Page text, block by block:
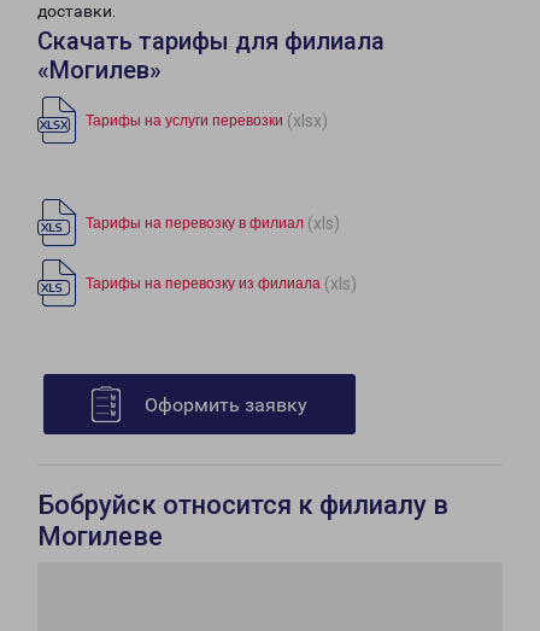
доставки.
Скачать тарифы для филиала
«Могилев»
Тарифы на услуги перевозки (xlsx)
Тарифы на перевозку в филиал (xls)
Тарифы на перевозку из филиала (xls)
Оформить заявку
Бобруйск относится к филиалу в
Могилеве